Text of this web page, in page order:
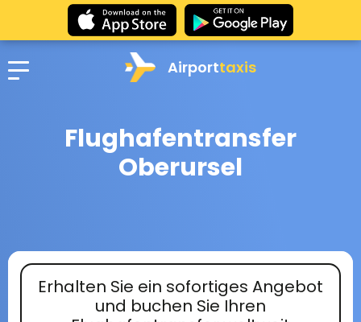
Airporttaxis
Flughafentransfer
Oberursel
Erhalten Sie ein sofortiges Angebot
und buchen Sie Ihren